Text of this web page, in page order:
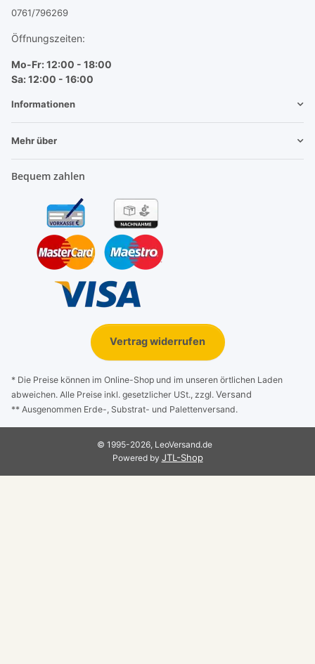
0761/796269
Öffnungszeiten:
Mo-Fr: 12:00 - 18:00
Sa: 12:00 - 16:00
Informationen
Mehr über
Bequem zahlen
Vertrag widerrufen
* Die Preise können im Online-Shop und im unseren örtlichen Laden
abweichen. Alle Preise inkl. gesetzlicher USt., zzgl. Versand
** Ausgenommen Erde-, Substrat- und Palettenversand.
© 1995-2026, LeoVersand.de
Powered by JTL-Shop